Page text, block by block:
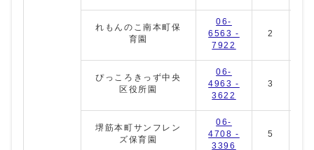
れもんのこ南本町保
育園
06-
6563 -
7922
2
ぴっころきっず中央
区役所園
06-
4963 -
3622
3
堺筋本町サンフレン
ズ保育園
06-
4708 -
3396
5